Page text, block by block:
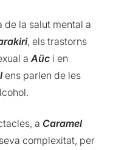
de la salut mental a
, els trastorns
aAüc i en
ens parlen de les
a Caramel
complexitat, per